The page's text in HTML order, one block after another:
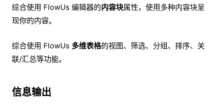
综合使用 FlowUs 编辑器的内容块属性，使用多种内容块呈
现你的内容。
综合使用 FlowUs 多维表格的视图、筛选、分组、排序、关
联/汇总等功能。
信息输出